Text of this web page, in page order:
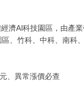
濟Al科技園區，由產
、竹科、中科、南科
、異常漲價必查